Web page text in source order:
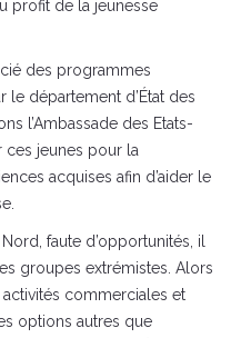
profit de la jeunesse
des programmes
le département d’État des
l’Ambassade des Etats-
ces jeunes pour la
acquises afin d’aider le
faute d’opportunités, il
groupes extrémistes. Alors
commerciales et
options autres que